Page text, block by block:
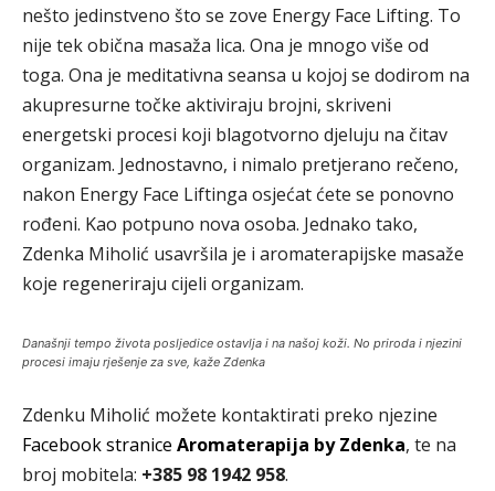
nešto jedinstveno što se zove Energy Face Lifting. To
nije tek obična masaža lica. Ona je mnogo više od
toga. Ona je meditativna seansa u kojoj se dodirom na
akupresurne točke aktiviraju brojni, skriveni
energetski procesi koji blagotvorno djeluju na čitav
organizam. Jednostavno, i nimalo pretjerano rečeno,
nakon Energy Face Liftinga osjećat ćete se ponovno
rođeni. Kao potpuno nova osoba. Jednako tako,
Zdenka Miholić usavršila je i aromaterapijske masaže
koje regeneriraju cijeli organizam.
Današnji tempo života posljedice ostavlja i na našoj koži. No priroda i njezini
procesi imaju rješenje za sve, kaže Zdenka
Zdenku Miholić možete kontaktirati preko njezine
Facebook stranice Aromaterapija by Zdenka, te na
broj mobitela: +385 98 1942 958.